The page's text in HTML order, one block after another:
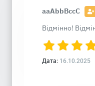
aaAbbBccC
Відмінно!
Дата: 16.10.2025